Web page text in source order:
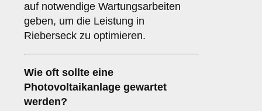
auf notwendige Wartungsarbeiten
geben, um die Leistung in
Rieberseck zu optimieren.
Wie oft sollte eine
Photovoltaikanlage gewartet
werden?